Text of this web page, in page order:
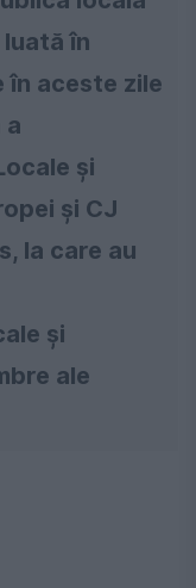
în
în aceste zile
a
și
și CJ
la care au
și
ale